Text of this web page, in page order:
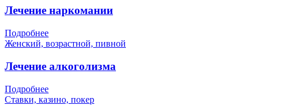
Лечение наркомании
Подробнее
Женский, возрастной, пивной
Лечение алкоголизма
Подробнее
Ставки, казино, покер